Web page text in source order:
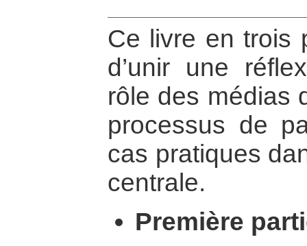
Ce livre en trois
d’unir une
rôle des médias
processus de
cas pratiques
centrale.
Première